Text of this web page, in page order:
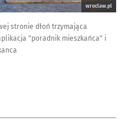
wroclaw.pl
stronie dłoń trzymająca
"poradnik mieszkańca" i